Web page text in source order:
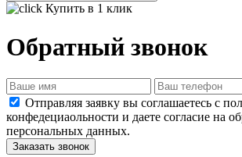
Купить в 1 клик
Обратный звонок
Отправляя заявку вы соглашаетесь с
конфедециаольности и даете согласие на
персональных данных.
Заказать звонок